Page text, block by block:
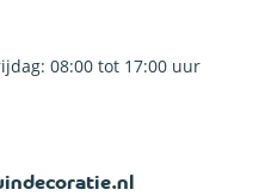
08:00 tot 17:00 uur